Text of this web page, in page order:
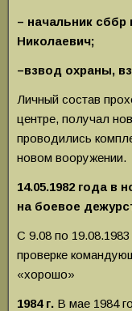
– начальник
Николаевич;
–взвод охраны,
Личный состав
центре, получал
проводились
новом вооружении.
14.05.1982 года в
на боевое
С 9.08 по
проверке
«хорошо»
1984 г. В мае 1984